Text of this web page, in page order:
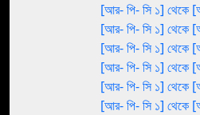
[আর- পি- সি ১] থেকে
[আর- পি- সি ১] থেকে
[আর- পি- সি ১] থেকে
[আর- পি- সি ১] থেকে
[আর- পি- সি ১] থেকে
[আর- পি- সি ১] থেকে